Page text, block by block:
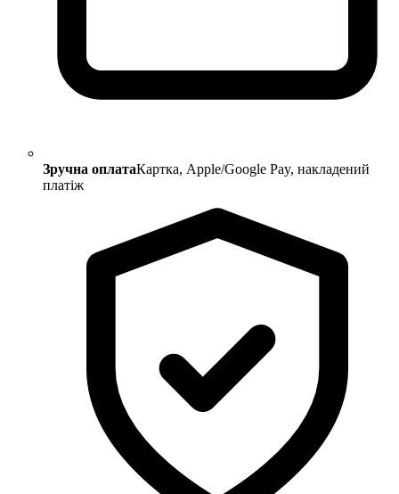
Зручна оплатаКартка, Apple/Google Pay, накладений
платіж